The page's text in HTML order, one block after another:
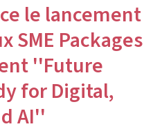
le lancement
SME Packages
''Future
for Digital,
AI''